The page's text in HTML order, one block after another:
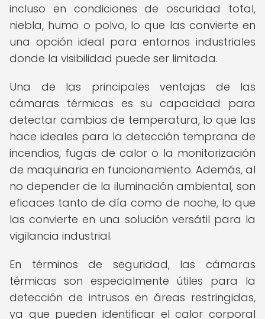
incluso en condiciones de oscuridad total,
niebla, humo o polvo, lo que las convierte en
una opción ideal para entornos industriales
donde la visibilidad puede ser limitada.
Una de las principales ventajas de las
cámaras térmicas es su capacidad para
detectar cambios de temperatura, lo que las
hace ideales para la detección temprana de
incendios, fugas de calor o la monitorización
de maquinaria en funcionamiento. Además, al
no depender de la iluminación ambiental, son
eficaces tanto de día como de noche, lo que
las convierte en una solución versátil para la
vigilancia industrial.
En términos de seguridad, las cámaras
térmicas son especialmente útiles para la
detección de intrusos en áreas restringidas,
ya que pueden identificar el calor corporal